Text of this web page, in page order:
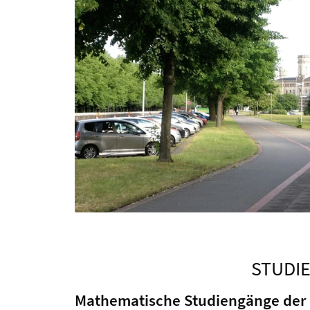
Mathematische Studiengänge